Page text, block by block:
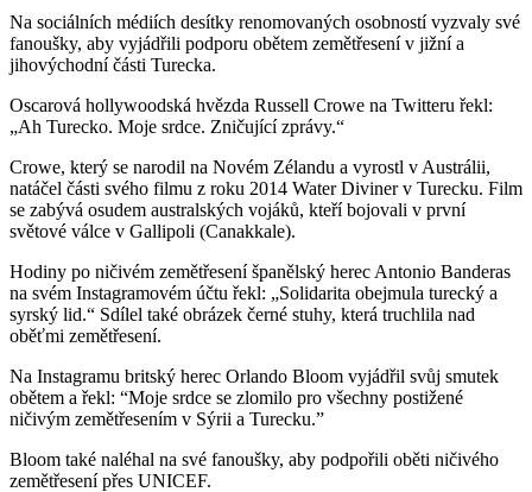
Na sociálních médiích desítky renomovaných osobností vyzvaly své
fanoušky, aby vyjádřili podporu obětem zemětřesení v jižní a
jihovýchodní části Turecka.
Oscarová hollywoodská hvězda Russell Crowe na Twitteru řekl:
„Ah Turecko. Moje srdce. Zničující zprávy.“
Crowe, který se narodil na Novém Zélandu a vyrostl v Austrálii,
natáčel části svého filmu z roku 2014 Water Diviner v Turecku. Film
se zabývá osudem australských vojáků, kteří bojovali v první
světové válce v Gallipoli (Canakkale).
Hodiny po ničivém zemětřesení španělský herec Antonio Banderas
na svém Instagramovém účtu řekl: „Solidarita obejmula turecký a
syrský lid.“ Sdílel také obrázek černé stuhy, která truchlila nad
oběťmi zemětřesení.
Na Instagramu britský herec Orlando Bloom vyjádřil svůj smutek
obětem a řekl: “Moje srdce se zlomilo pro všechny postižené
ničivým zemětřesením v Sýrii a Turecku.”
Bloom také naléhal na své fanoušky, aby podpořili oběti ničivého
zemětřesení přes UNICEF.